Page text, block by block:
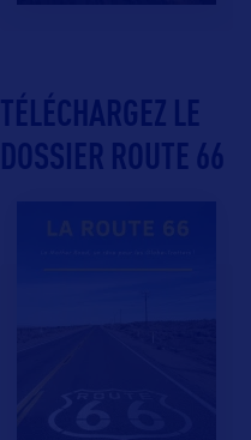
TÉLÉCHARGEZ LE
DOSSIER ROUTE 66